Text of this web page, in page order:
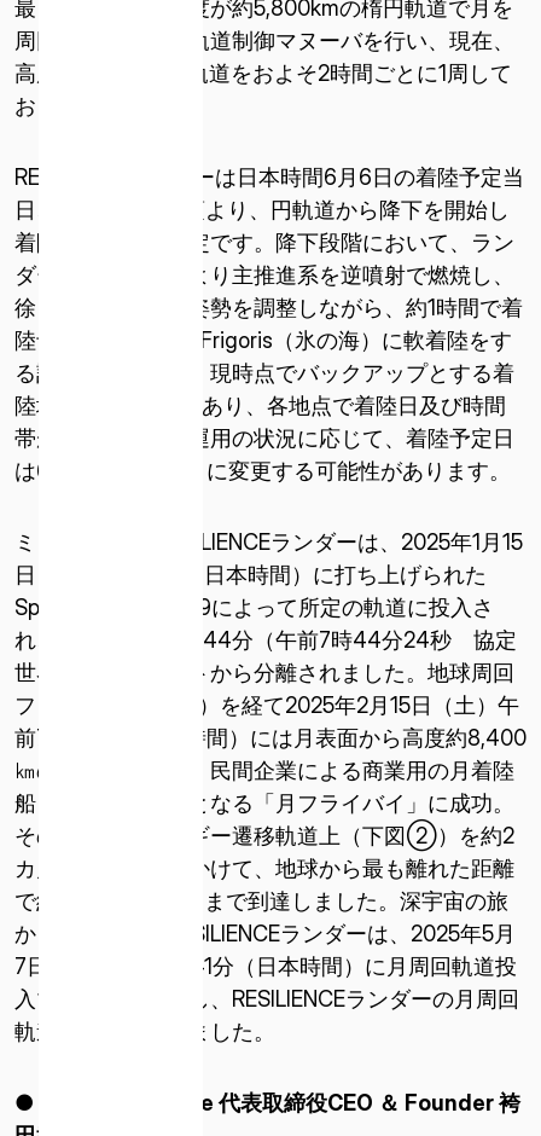
ISPACE, INC
東京都中央区日本橋本町1-9-3
日本橋本町M-SQUARE 6階
コロラド州 12876 E Adam Aircraft Circle、セ
コロラド州 80112、アメリカ合衆国デンバー
ISPACE EUROPE
5 Rue de l’Industrie 1811、
ルクセンブルク
最も遠い地点）高度が約5,800kmの楕円軌道で月を
周回し、全３回の軌道制御マヌーバを行い、現在、
高度約100kmの円軌道をおよそ2時間ごとに1周して
おります。
RESILIENCEランダーは日本時間6月6日の着陸予定当
日、午前3時20分頃より、円軌道から降下を開始し
着陸態勢に入る予定です。降下段階において、ラン
ダーは自動制御により主推進系を逆噴射で燃焼し、
徐々に減速させ、姿勢を調整しながら、約1時間で着
陸予定地点：Mare Frigoris（氷の海）に軟着陸をす
る計画です。なお、現時点でバックアップとする着
陸地点候補は3か所あり、各地点で着陸日及び時間
帯が異なります。運用の状況に応じて、着陸予定日
は6月6日午後～8日に変更する可能性があります。
ミッション2のRESILIENCEランダーは、2025年1月15
日（水）15時11分（日本時間）に打ち上げられた
SpaceX社のFalcon9によって所定の軌道に投入さ
れ、同日、午後4時44分（午前7時44分24秒 協定
世界時）にロケットから分離されました。地球周回
フェーズ（下図①）を経て2025年2月15日（土）午
前7時43分（日本時間）には月表面から高度約8,400
㎞の地点を通過し、民間企業による商業用の月着陸
船としては史上初となる「月フライバイ」に成功。
その後、低エネルギー遷移軌道上（下図②）を約2
カ月の長い期間をかけて、地球から最も離れた距離
で約110万kmの地点まで到達しました。深宇宙の旅
から帰ってきたRESILIENCEランダーは、2025年5月
7日（水）午前5時41分（日本時間）に月周回軌道投
入マヌーバに成功し、RESILIENCEランダーの月周回
軌道投入を完了しました。
● 株式会社 ispace代表取締役CEO ＆ Founder袴